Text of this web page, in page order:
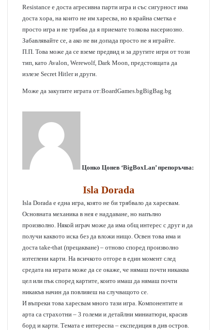
Resistance е доста агресивна парти игра и със сигурност има
доста хора, на които не им харесва, но в крайна сметка е
просто игра и не трябва да я приемате толкова насериозно.
Забавлявайте се, а ако не ви допада просто не я играйте.
П.П. Това може да се вземе предвид и за другите игри от този
тип, като Avalon, Werewolf, Dark Moon, предстоящата да
излезе Secret Hitler и други.
Може да закупите играта от:BoardGames.bgBigBag.bg
Цонко Цонев ‘BigBoxLan’ препоръчва:
Isla Dorada
Isla Dorada е една игра, която не би трябвало да харесвам.
Основната механика в нея е наддаване, но напълно
произволно. Някой играч може да има общ интерес с друг и да
получи каквото иска без да вложи нищо. Освен това има и
доста take-that (прецакване) – отново според произволно
изтеглени карти. На всичкото отгоре в един момент след
средата на играта може да се окаже, че нямаш почти никаква
цел или пък според картите, които имаш да нямаш почти
никакъв начин да повлияеш на случващото се.
И въпреки това харесвам много тази игра. Компонентите и
арта са страхотни – 3 големи и детайлни миниатюри, красив
борд и карти. Темата е интересна – експедиция в див остров.